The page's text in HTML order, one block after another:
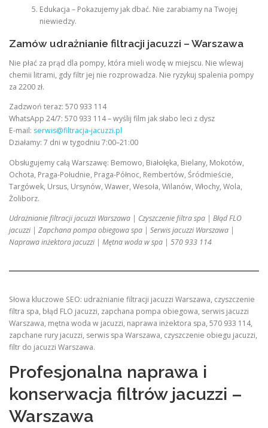
Edukacja – Pokazujemy jak dbać. Nie zarabiamy na Twojej
niewiedzy.
Zamów udrażnianie filtracji jacuzzi – Warszawa
Nie płać za prąd dla pompy, która mieli wodę w miejscu. Nie wlewaj
chemii litrami, gdy filtr jej nie rozprowadza. Nie ryzykuj spalenia pompy
za 2200 zł.
Zadzwoń teraz: 570 933 114
WhatsApp 24/7: 570 933 114 – wyślij film jak słabo leci z dysz
E-mail: serwis@filtracja-jacuzzi.pl
Działamy: 7 dni w tygodniu 7:00–21:00
Obsługujemy całą Warszawę: Bemowo, Białołęka, Bielany, Mokotów,
Ochota, Praga-Południe, Praga-Północ, Rembertów, Śródmieście,
Targówek, Ursus, Ursynów, Wawer, Wesoła, Wilanów, Włochy, Wola,
Żoliborz.
Udrażnianie filtracji jacuzzi Warszawa | Czyszczenie filtra spa | Błąd FLO
jacuzzi | Zapchana pompa obiegowa spa | Serwis jacuzzi Warszawa |
Naprawa inżektora jacuzzi | Mętna woda w spa | 570 933 114
Słowa kluczowe SEO: udrażnianie filtracji jacuzzi Warszawa, czyszczenie
filtra spa, błąd FLO jacuzzi, zapchana pompa obiegowa, serwis jacuzzi
Warszawa, mętna woda w jacuzzi, naprawa inżektora spa, 570 933 114,
zapchane rury jacuzzi, serwis spa Warszawa, czyszczenie obiegu jacuzzi,
filtr do jacuzzi Warszawa.
Profesjonalna naprawa i
konserwacja filtrów jacuzzi –
Warszawa